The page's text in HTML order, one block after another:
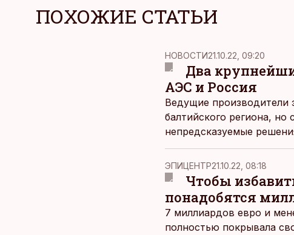
ПОХОЖИЕ СТАТЬИ
НОВОСТИ21.10.22, 09:20
Два
АЭС и Россия
Ведущие производители
балтийского региона,
непредсказуемые
заработать, но может и
ЭПИЦЕНТР21.10.22, 08:18
Чтобы
понадобятся
7 миллиардов евро и
полностью покрывала